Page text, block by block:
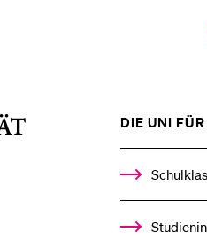
DIE UNI